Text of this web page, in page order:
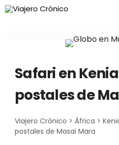
Saltar
Safari en Kenia
postales de
Viajero Crónico > África >
postales de Masai Mara